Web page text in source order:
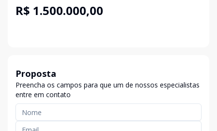
R$ 1.500.000,00
Proposta
Preencha os campos para que um de nossos especialistas
entre em contato